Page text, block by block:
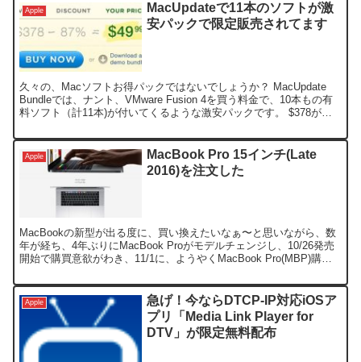
Apple
MacUpdateで11本のソフトが激
安パックで限定販売されてます
久々の、Macソフトお得パックではないでしょうか？ MacUpdate
Bundleでは、ナント、VMware Fusion 4を買う料金で、10本もの有
料ソフト（計11本)が付いてくるような激安パックです。 $378が
Apple
MacBook Pro 15インチ(Late
2016)を注文した
MacBookの新型が出る度に、買い換えたいなぁ〜と思いながら、数
年が経ち、4年ぶりにMacBook Proがモデルチェンジし、10/26発売
開始で購買意欲がわき、11/1に、ようやくMacBook Pro(MBP)購入
Apple
急げ！今ならDTCP-IP対応iOSア
プリ「Media Link Player for
DTV」が限定無料配布